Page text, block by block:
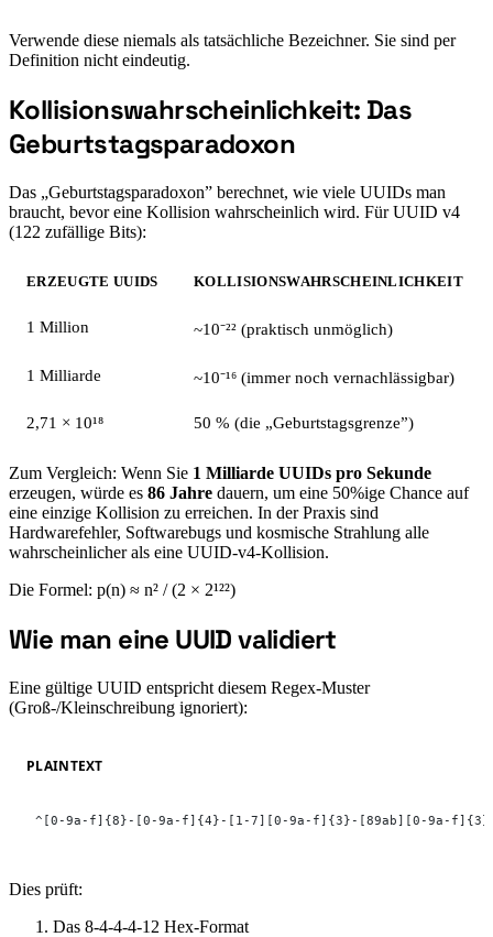
Verwende diese niemals als tatsächliche Bezeichner. Sie sind per
Definition nicht eindeutig.
#
Kollisionswahrscheinlichkeit: Das
Geburtstagsparadoxon
Das „Geburtstagsparadoxon” berechnet, wie viele UUIDs man
braucht, bevor eine Kollision wahrscheinlich wird. Für UUID v4
(122 zufällige Bits):
ERZEUGTE UUIDS KOLLISIONSWAHRSCHEINLICHKEIT
1 Million ~10⁻²² (praktisch unmöglich)
1 Milliarde ~10⁻¹⁶ (immer noch vernachlässigbar)
2,71 × 10¹⁸ 50 % (die „Geburtstagsgrenze”)
Zum Vergleich: Wenn Sie 1 Milliarde UUIDs pro Sekunde
erzeugen, würde es 86 Jahre dauern, um eine 50%ige Chance auf
eine einzige Kollision zu erreichen. In der Praxis sind
Hardwarefehler, Softwarebugs und kosmische Strahlung alle
wahrscheinlicher als eine UUID-v4-Kollision.
Die Formel: p(n) ≈ n² / (2 × 2¹²²)
#
Wie man eine UUID validiert
Eine gültige UUID entspricht diesem Regex-Muster
(Groß-/Kleinschreibung ignoriert):
PLAINTEXT
^[0-9a-f]{8}-[0-9a-f]{4}-[1-7][0-9a-f]{3}-[89ab][0-9a-
Dies prüft:
Das 8-4-4-4-12 Hex-Format